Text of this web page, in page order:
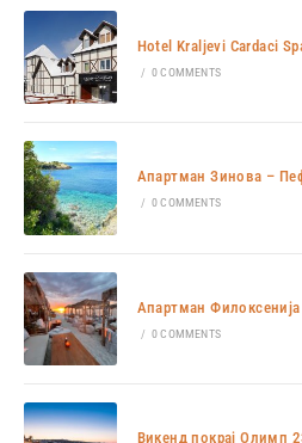
Hotel Kraljevi Cardaci
/ 0 COMMENTS
Апартман Зинова –
/ 0 COMMENTS
Апартман
/ 0 COMMENTS
Викенд покрај Олимп